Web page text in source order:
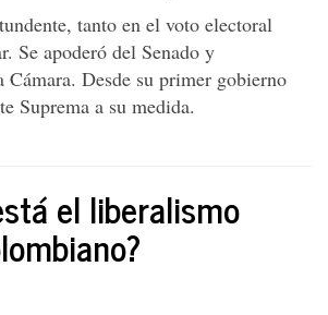
tanto en el voto electoral
Se apoderó del Senado y
Cámara. Desde su primer gobierno
Suprema a su medida.
el liberalismo